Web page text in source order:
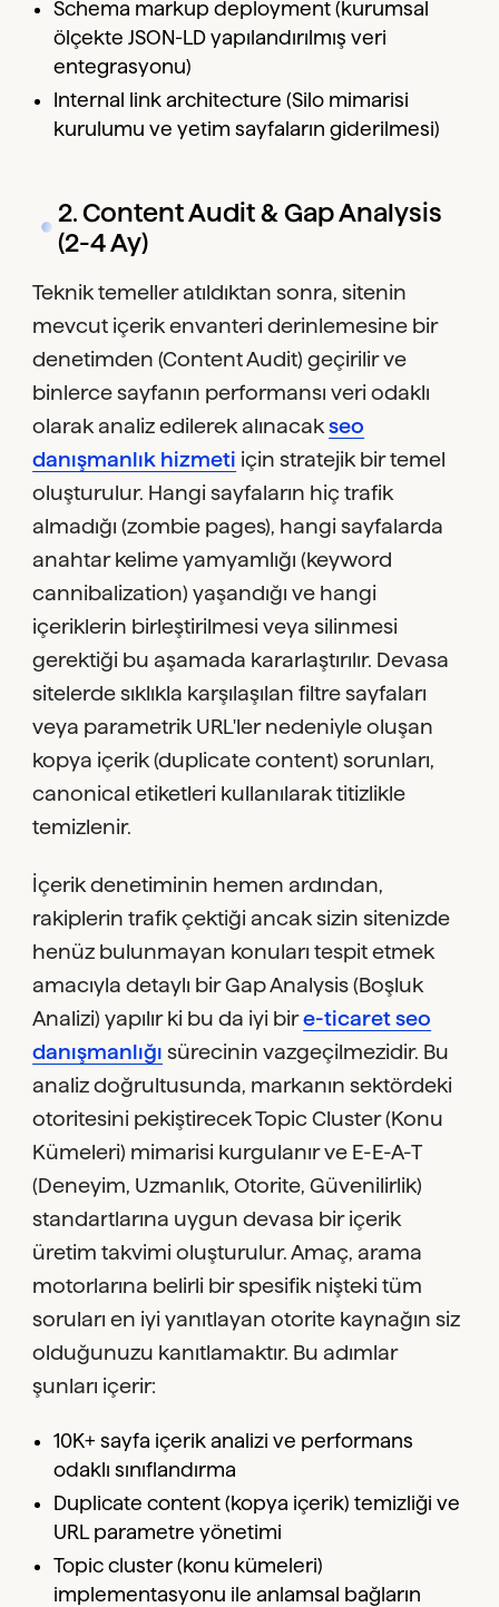
Schema markup deployment (kurumsal
ölçekte JSON-LD yapılandırılmış veri
entegrasyonu)
Internal link architecture (Silo mimarisi
kurulumu ve yetim sayfaların giderilmesi)
2. Content Audit & Gap Analysis
(2-4 Ay)
Teknik temeller atıldıktan sonra, sitenin
mevcut içerik envanteri derinlemesine bir
denetimden (Content Audit) geçirilir ve
binlerce sayfanın performansı veri odaklı
olarak analiz edilerek alınacakseo
danışmanlık hizmeti için stratejik bir temel
oluşturulur. Hangi sayfaların hiç trafik
almadığı (zombie pages), hangi sayfalarda
anahtar kelime yamyamlığı (keyword
cannibalization) yaşandığı ve hangi
içeriklerin birleştirilmesi veya silinmesi
gerektiği bu aşamada kararlaştırılır. Devasa
sitelerde sıklıkla karşılaşılan filtre sayfaları
veya parametrik URL'ler nedeniyle oluşan
kopya içerik (duplicate content) sorunları,
canonical etiketleri kullanılarak titizlikle
temizlenir.
İçerik denetiminin hemen ardından,
rakiplerin trafik çektiği ancak sizin sitenizde
henüz bulunmayan konuları tespit etmek
amacıyla detaylı bir Gap Analysis (Boşluk
Analizi) yapılır ki bu da iyi bire-ticaret seo
danışmanlığı sürecinin vazgeçilmezidir. Bu
analiz doğrultusunda, markanın sektördeki
otoritesini pekiştirecek Topic Cluster (Konu
Kümeleri) mimarisi kurgulanır ve E-E-A-T
(Deneyim, Uzmanlık, Otorite, Güvenilirlik)
standartlarına uygun devasa bir içerik
üretim takvimi oluşturulur. Amaç, arama
motorlarına belirli bir spesifik nişteki tüm
soruları en iyi yanıtlayan otorite kaynağın siz
olduğunuzu kanıtlamaktır. Bu adımlar
şunları içerir:
10K+ sayfa içerik analizi ve performans
odaklı sınıflandırma
Duplicate content (kopya içerik) temizliği ve
URL parametre yönetimi
Topic cluster (konu kümeleri)
implementasyonu ile anlamsal bağların